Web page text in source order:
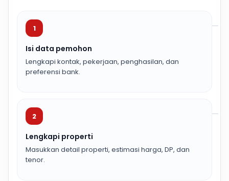
1
Isi data pemohon
Lengkapi kontak, pekerjaan, penghasilan, dan
preferensi bank.
2
Lengkapi properti
Masukkan detail properti, estimasi harga, DP, dan
tenor.